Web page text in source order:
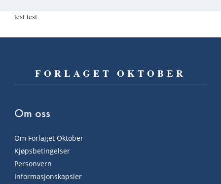
test test
FORLAGET OKTOBER
Om oss
Om Forlaget Oktober
Kjøpsbetingelser
Personvern
Informasjonskapsler